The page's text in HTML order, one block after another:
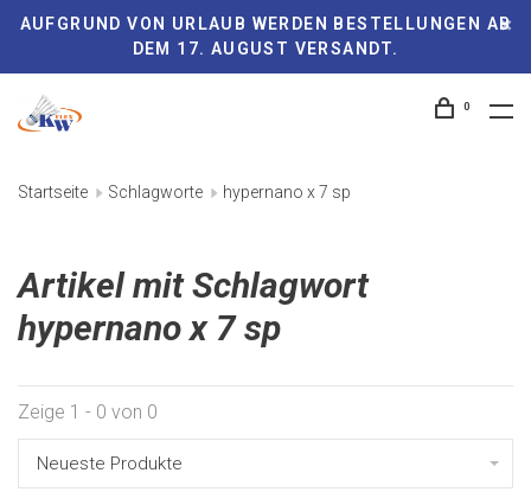
AUFGRUND VON URLAUB WERDEN BESTELLUNGEN AB
DEM 17. AUGUST VERSANDT.
0
Startseite Schlagworte hypernano x 7 sp
Artikel mit Schlagwort
hypernano x 7 sp
Zeige 1 - 0 von 0
Neueste Produkte